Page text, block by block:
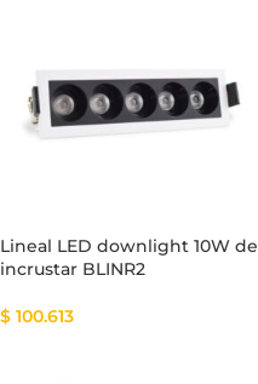
Lineal LED downlight 10W de
incrustar BLINR2
$ 100.613